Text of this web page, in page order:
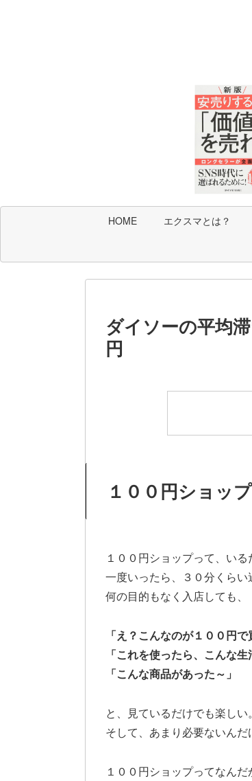
HOME エクスマとは？
ダイソーの平均
円
１００円ショッ
１００円ショップって、いる
一度いったら、３０分くらい
何の目的もなく入店しても、
「え？こんなのが１００円で
「これを使ったら、こんな
「こんな商品があった～」
と、見ているだけでも楽しい。
そして、あまり必要ないんだ
１００円ショップってなん